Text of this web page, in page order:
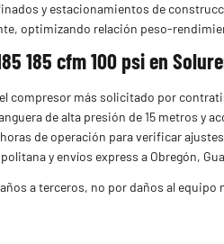
y estacionamientos de
optimizando relación peso-
185 cfm 100 psi en
compresor más solicitado por
de alta presión de 15 metros y
de operación para verificar
y envíos express a Obregón,
a terceros, no por daños al equipo